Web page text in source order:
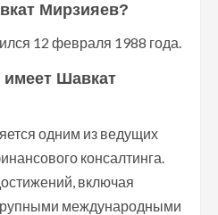
Мирзияев?
12 февраля 1988 года.
имеет Шавкат
одним из ведущих
консалтинга.
включая
международными